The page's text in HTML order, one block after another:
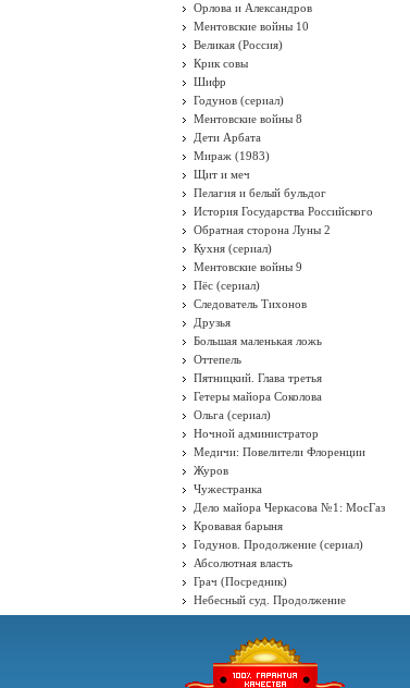
Орлова и Александров
Ментовские войны 10
Великая (Россия)
Крик совы
Шифр
Годунов (сериал)
Ментовские войны 8
Дети Арбата
Мираж (1983)
Щит и меч
Пелагия и белый бульдог
История Государства Российского
Обратная сторона Луны 2
Кухня (сериал)
Ментовские войны 9
Пёс (сериал)
Следователь Тихонов
Друзья
Большая маленькая ложь
Оттепель
Пятницкий. Глава третья
Гетеры майора Соколова
Ольга (сериал)
Ночной администратор
Медичи: Повелители Флоренции
Журов
Чужестранка
Дело майора Черкасова №1: МосГаз
Кровавая барыня
Годунов. Продолжение (сериал)
Абсолютная власть
Грач (Посредник)
Небесный суд. Продолжение